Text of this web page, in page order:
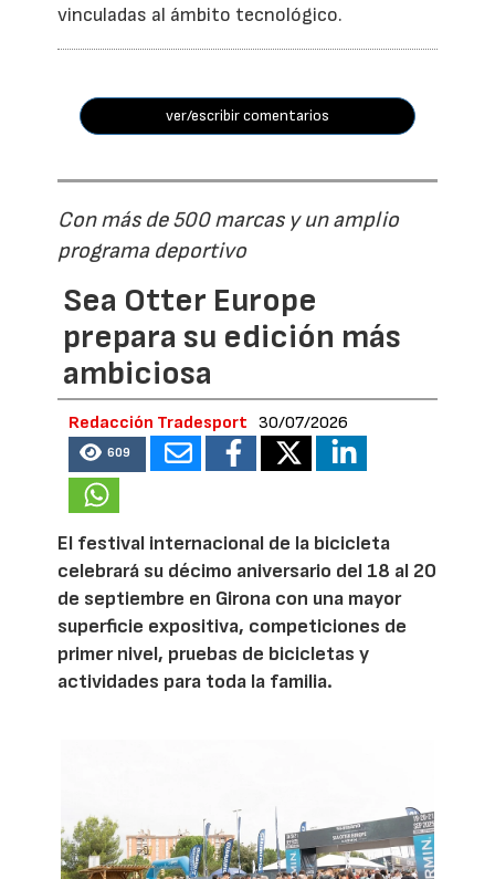
vinculadas al ámbito tecnológico.
ver/escribir comentarios
Con más de 500 marcas y un amplio
programa deportivo
Sea Otter Europe
prepara su edición más
ambiciosa
Redacción Tradesport 30/07/2026
609
El festival internacional de la bicicleta
celebrará su décimo aniversario del 18 al 20
de septiembre en Girona con una mayor
superficie expositiva, competiciones de
primer nivel, pruebas de bicicletas y
actividades para toda la familia.